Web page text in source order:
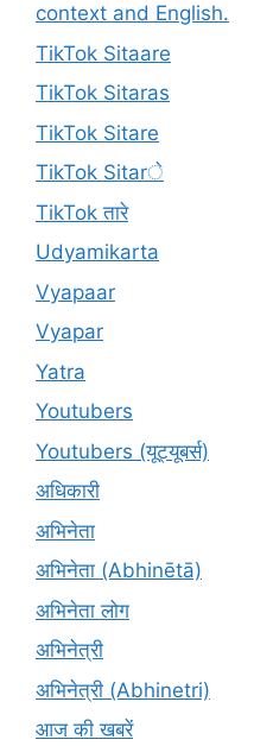
context and English.
TikTok Sitaare
TikTok Sitaras
TikTok Sitare
TikTok Sitarे
TikTok तारे
Udyamikarta
Vyapaar
Vyapar
Yatra
Youtubers
Youtubers (यूट्यूबर्स)
अधिकारी
अभिनेता
अभिनेता (Abhinētā)
अभिनेता लोग
अभिनेत्री
अभिनेत्री (Abhinetri)
आज की खबरें